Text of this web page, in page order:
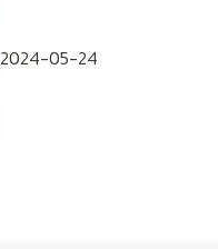
2024-05-24